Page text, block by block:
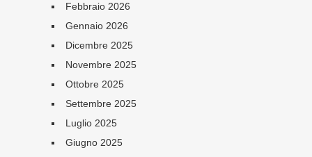
Febbraio 2026
Gennaio 2026
Dicembre 2025
Novembre 2025
Ottobre 2025
Settembre 2025
Luglio 2025
Giugno 2025